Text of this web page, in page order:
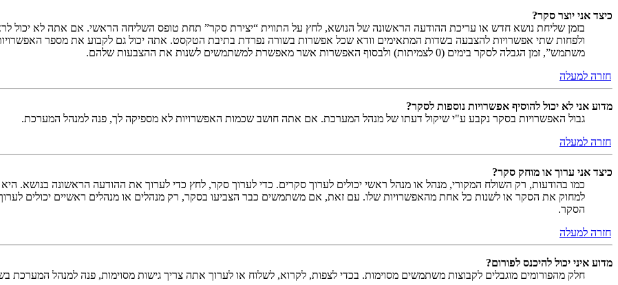
כיצד אני יוצר סקר?
בזמן שליחת נושא חדש או עריכת ההודעה הראשונה של הנושא, לחץ על התווית “יצירת סקר” תחת טופס השליחה הראשי. אם אתה לא יכול
ולפחות שתי אפשרויות להצבעה בשדות המתאימים וודא שכל אפשרות בשורה נפרדת בתיבת הטקסט. אתה יכול גם לקבוע את מספר
משתמש”, זמן הגבלה לסקר בימים (0 לצמיתות) ולבסוף האפשרות אשר מאפשרת למשתמשים לשנות את ההצבעות שלהם.
חזרה למעלה
מדוע אני לא יכול להוסיף אפשרויות נוספות לסקר?
גבול האפשרויות בסקר נקבע ע"י שיקול דעתו של מנהל המערכת. אם אתה חושב שכמות האפשרויות לא מספיקה לך, פנה למנהל המערכת.
חזרה למעלה
כיצד אני ערוך או מוחק סקר?
כמו בהודעות, רק השולח המקורי, מנהל או מנהל ראשי יכולים לערוך סקרים. כדי לערוך סקר, לחץ כדי לערוך את ההודעה הראשונה בנושא.
למחוק את הסקר או לשנות כל אחת מהאפשרויות שלו. עם זאת, אם משתמשים כבר הצביעו בסקר, רק מנהלים או מנהלים ראשיים יכולים
הסקר.
חזרה למעלה
מדוע איני יכול להיכנס לפורום?
חלק מהפורומים מוגבלים לקבוצות משתמשים מסוימות. בכדי לצפות, לקרוא, לשלוח או לערוך אתה צריך גישות מסוימות, פנה למנהל המערכת